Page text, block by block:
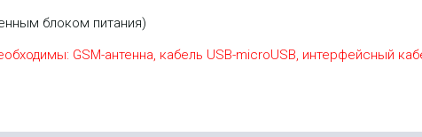
блоком питания)
GSM-антенна, кабель USB-microUSB, интерфейсный